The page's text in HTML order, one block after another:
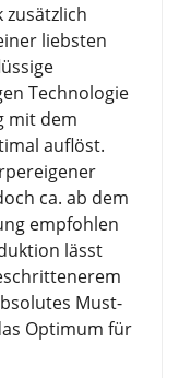
liebsten
Technologie
mit dem
auflöst.
ca. ab dem
empfohlen
lässt
Must-
Optimum für